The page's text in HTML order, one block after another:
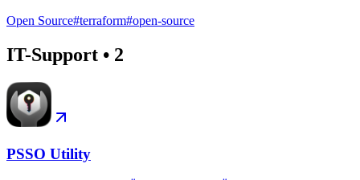
Open Source#terraform#open-source
IT-Support • 2
PSSO Utility